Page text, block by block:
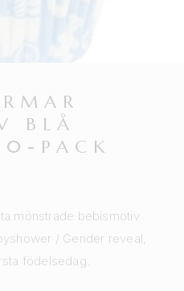
BLÅ
PACK
mönstrade bebismotiv
/ Gender reveal,
födelsedag.